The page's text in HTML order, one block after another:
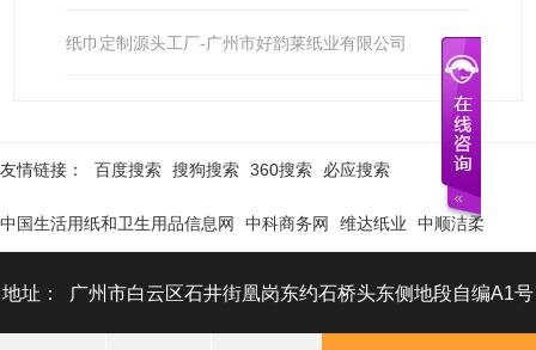
纸巾定制源头工厂-广州市好韵莱纸业有限公司
友情链接： 百度搜索 搜狗搜索 360搜索 必应搜索
中国生活用纸和卫生用品信息网 中科商务网 维达纸业 中顺洁柔
地址： 广州市白云区石井街凰岗东约石桥头东侧地段自编A1号